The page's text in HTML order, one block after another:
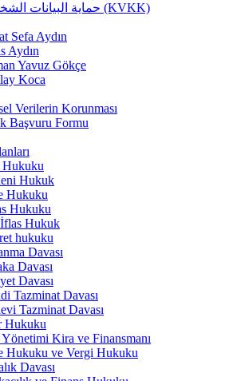
حماية البيانات الشخصية (KVKK)
Sefa Aydın
Aydın
Yavuz Gökçe
Koca
Verilerin Korunması
Başvuru Formu
Hukuk
Hukuku
Hukuku
Hukuk
hukuku
Davası
Davası
Davası
Tazminat Davası
Tazminat Davası
Hukuku
Kira ve Finansmanı
Hukuku ve Vergi Hukuku
Davası